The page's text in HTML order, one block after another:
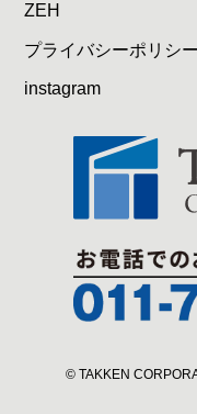
ZEH
プライバシーポリシー
instagram
© TAKKEN